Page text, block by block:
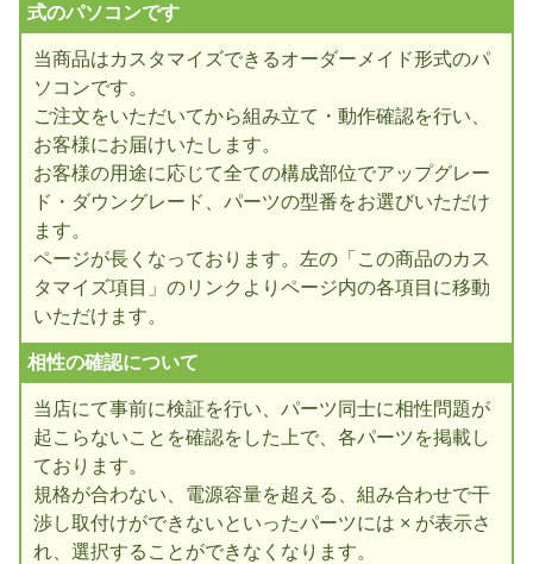
式のパソコンです
当商品はカスタマイズできるオーダーメイド形式のパ
ソコンです。
ご注文をいただいてから組み立て・動作確認を行い、
お客様にお届けいたします。
お客様の用途に応じて全ての構成部位でアップグレー
ド・ダウングレード、パーツの型番をお選びいただけ
ます。
ページが長くなっております。左の「この商品のカス
タマイズ項目」のリンクよりページ内の各項目に移動
いただけます。
相性の確認について
当店にて事前に検証を行い、パーツ同士に相性問題が
起こらないことを確認をした上で、各パーツを掲載し
ております。
規格が合わない、電源容量を超える、組み合わせで干
渉し取付けができないといったパーツには × が表示さ
れ、選択することができなくなります。